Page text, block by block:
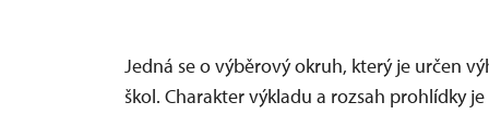
Jedná se o výběrový okruh, který je určen
škol. Charakter výkladu a rozsah prohlídky